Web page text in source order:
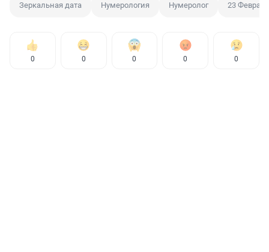
Зеркальная дата Нумерология Нумеролог 23 Февраля
0 0 0 0 0